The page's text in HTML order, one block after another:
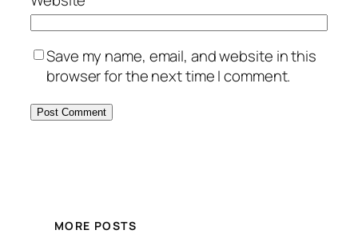
Save my name, email, and website in this
browser for the next time I comment.
MORE POSTS